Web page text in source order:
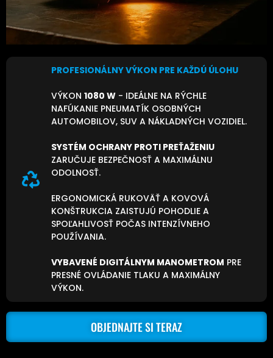
PROFESIONÁLNY VÝKON PRE KAŽDÚ ÚLOHU
VÝKON1080 W - IDEÁLNE NA RÝCHLE
NAFÚKANIE PNEUMATÍK OSOBNÝCH
AUTOMOBILOV, SUV A NÁKLADNÝCH VOZIDIEL.
SYSTÉM OCHRANY PROTI PREŤAŽENIU
ZARUČUJE BEZPEČNOSŤ A MAXIMÁLNU
ODOLNOSŤ.
ERGONOMICKÁ RUKOVÄŤ A KOVOVÁ
KONŠTRUKCIA ZAISTUJÚ POHODLIE A
SPOĽAHLIVOSŤ POČAS INTENZÍVNEHO
POUŽÍVANIA.
VYBAVENÉ DIGITÁLNYM MANOMETROM PRE
PRESNÉ OVLÁDANIE TLAKU A MAXIMÁLNY
VÝKON.
OBJEDNAJTE SI TERAZ